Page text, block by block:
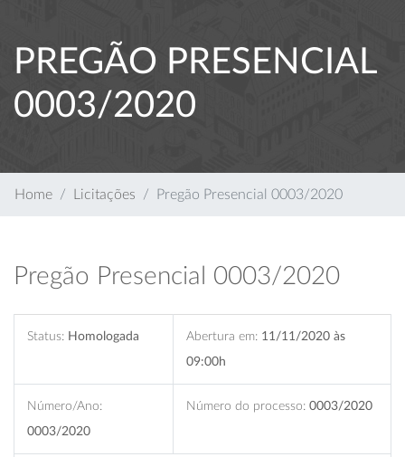
PREGÃO PRESENCIAL
0003/2020
Home Licitações Pregão Presencial 0003/2020
Pregão Presencial 0003/2020
Status: Homologada Abertura em: 11/11/2020 às
09:00h
Número/Ano:
0003/2020
Número do processo: 0003/2020